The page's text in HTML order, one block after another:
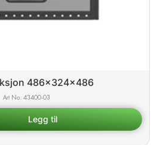
486x324x486
43400-03